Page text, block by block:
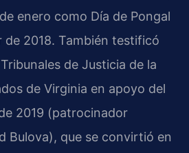
enero como Día de Pongal
de 2018. También testificó
de Justicia de la
de Virginia en apoyo del
2019 (patrocinador
Bulova), que se convirtió en